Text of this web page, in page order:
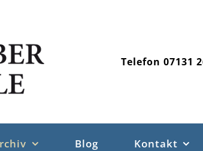
Telefon07131
Blog Kontakt